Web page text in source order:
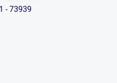
- 73939